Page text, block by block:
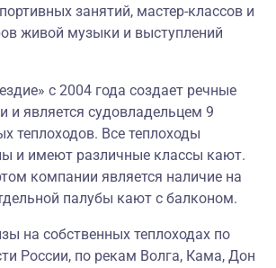
занятий, мастер-классов и
живой музыки и выступлений
с 2004 года создает речные
и является судовладельцем 9
теплоходов. Все теплоходы
и имеют различные классы кают.
компании является наличие на
палубы кают с балконом.
на собственных теплоходах по
России, по рекам Волга, Кама, Дон